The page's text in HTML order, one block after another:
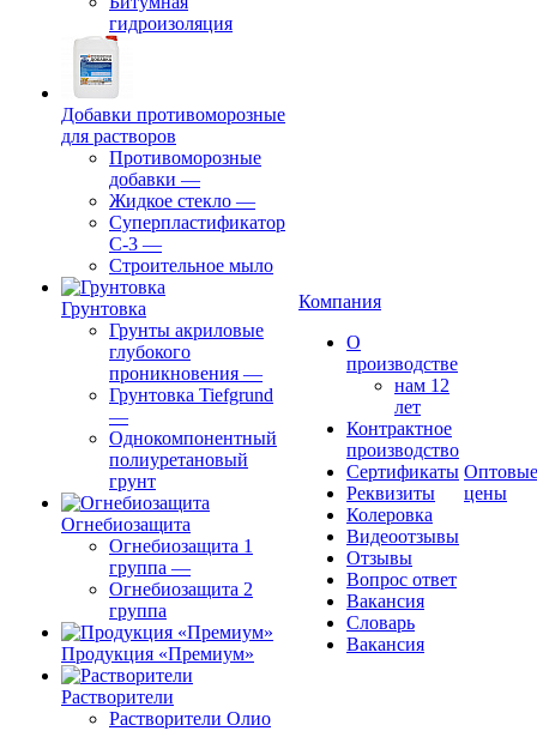
гидроизоляция
Добавки противоморозные
для растворов
Противоморозные
добавки —
Жидкое стекло —
Суперпластификатор
С-3 —
Строительное мыло
Грунтовка
Грунты акриловые
глубокого
проникновения —
Грунтовка Tiefgrund
—
Однокомпонентный
полиуретановый
грунт
Огнебиозащита
Огнебиозащита 1
группа —
Огнебиозащита 2
группа
Продукция «Премиум»
Растворители
Растворители Олио
Компания
О
производстве
нам 12
лет
Контрактное
производство
Сертификаты
Реквизиты
Колеровка
Видеоотзывы
Отзывы
Вопрос ответ
Вакансия
Словарь
Вакансия
Оптовые
цены